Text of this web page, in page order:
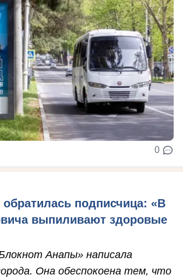
0
подписчица: «В
выпиливают здоровые
Анапы» написала
Она обеспокоена тем, что